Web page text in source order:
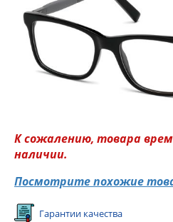
К сожалению, товара
наличии.
Посмотрите похожие
Гарантии качества